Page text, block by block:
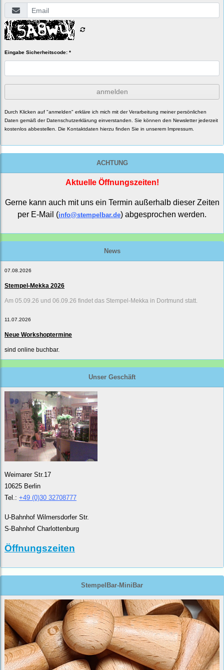
Eingabe Sicherheitscode: *
anmelden
Durch Klicken auf "anmelden" erkläre ich mich mit der Verarbeitung meiner persönlichen
Daten gemäß der Datenschutzerklärung einverstanden. Sie können den Newsletter jederzeit
kostenlos abbestellen. Die Kontaktdaten hierzu finden Sie in unserem Impressum.
ACHTUNG
Aktuelle Öffnungszeiten!
Gerne kann auch mit uns ein Termin außerhalb dieser Zeiten
per E-Mail (info@stempelbar.de) abgesprochen werden.
News
07.08.2026
Stempel-Mekka 2026
Am 05.09.26 und 06.09.26 findet das Stempel-Mekka in Dortmund statt.
11.07.2026
Neue Workshoptermine
sind online buchbar.
Unser Geschäft
Weimarer Str.17
10625 Berlin
Tel.: +49 (0)30 32708777
U-Bahnhof Wilmersdorfer Str.
S-Bahnhof Charlottenburg
Öffnungszeiten
StempelBar-MiniBar